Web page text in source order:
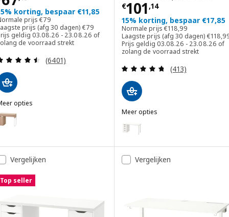
korting, bespaar €11,85
prijs€79
Normale prijs € 79
prijs (afg 30 dagen)€79
Laagste prijs (afg 30 dagen) € 79
geldig 03.08.26 - 23.08.26 of
de voorraad strekt
Beoordeling: 4.5 van 5 sterren. Totaal
(6401)
opties
MICKE, Bureau, wit gelazuurd eikeneffect, 105x50 cm
MICKE, Bureau, zwartbruin, 105x50 cm
MICKE, Bureau, wit/antraciet, 105x50 cm
€101,14
Prijs € 101,14
15% korting, bespaar €17,85
Normale prijs€118,99
Normale prijs €
Laagste prijs (afg 30 dagen)€118,
Prijs geldig 03.08.26 - 23.08.26 of
zolang de voorraad strekt
Beoordeling:
(413)
Meer opties
Optie: LAGKAPTEN / ALEX,
Optie: LAGKAPTEN / ALEX,
Optie: LAGKAPTEN / ALEX,
Optie: LAGKAPTEN / ALEX,
Vergelijken
Top seller
Vergelijken